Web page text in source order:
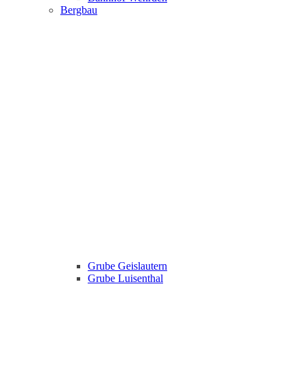
Bergbau
Grube Geislautern
Grube Luisenthal